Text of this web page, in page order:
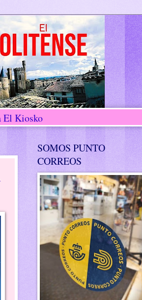
Kiosko
SOMOS PUNTO
CORREOS